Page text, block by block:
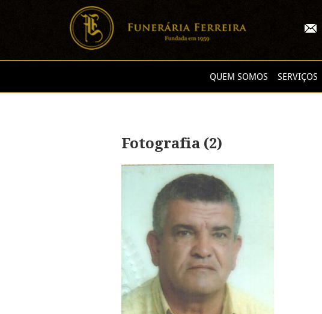
QUEM SOMOS SERVIÇOS
Fotografia (2)